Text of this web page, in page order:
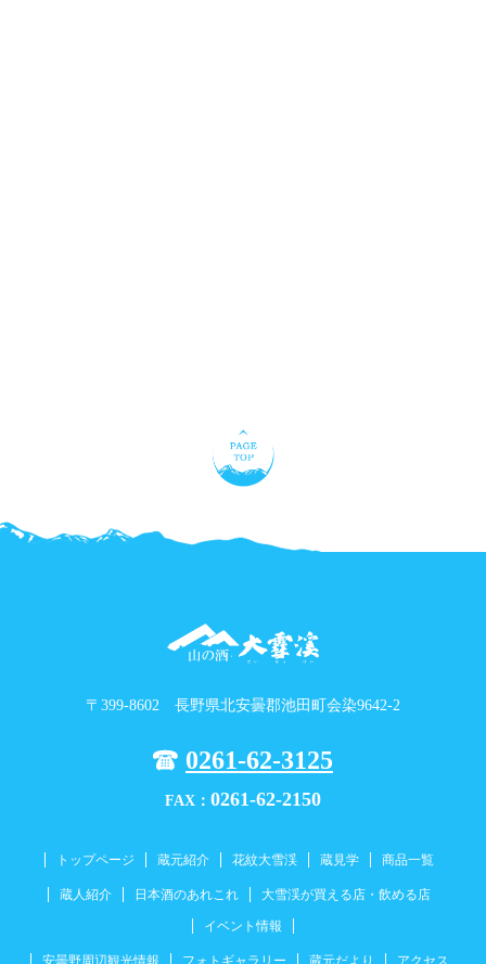
〒399-8602 長野県北安曇郡池田町会染9642-2
0261-62-3125
FAX： 0261-62-2150
トップページ 蔵元紹介 花紋大雪渓 蔵見学 商品一覧
蔵人紹介 日本酒のあれこれ 大雪渓が買える店・飲める店
イベント情報
安曇野周辺観光情報 フォトギャラリー 蔵元だより アクセス